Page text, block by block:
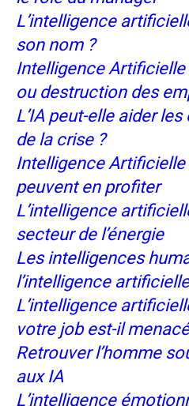
L’intelligence
son nom ?
Intelligence
ou destruction des
L’IA peut-elle aider
de la crise ?
Intelligence
peuvent en profiter
L’intelligence
secteur de l’énergie
Les intelligences
l’intelligence artificielle
L’intelligence
votre job est-il
Retrouver l’homme
aux IA
L’intelligence